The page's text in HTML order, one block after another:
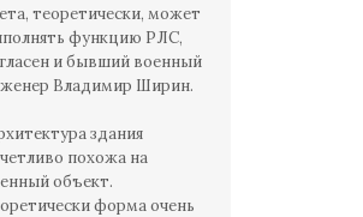
теоретически, может
функцию РЛС,
и бывший военный
Владимир Ширин.
здания
похожа на
объект.
форма очень